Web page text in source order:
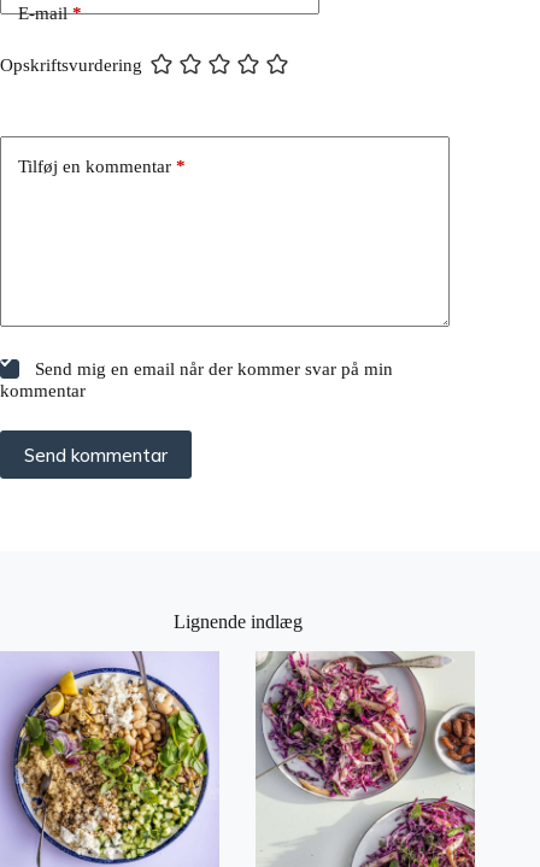
E-mail*
Opskriftsvurdering
Tilføj en kommentar *
Send mig en email når der kommer svar på min
kommentar
Send kommentar
Lignende indlæg